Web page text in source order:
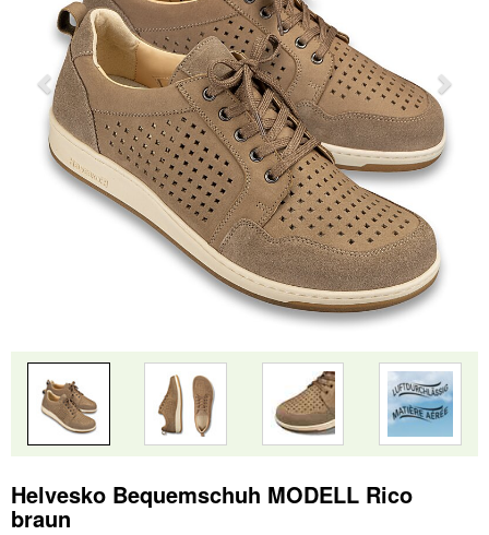
Helvesko Bequemschuh MODELL Rico
braun